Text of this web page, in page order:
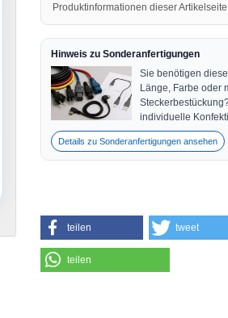
Produktinformationen dieser
Hinweis zu Sonderanfertigungen
Sie benötigen
Länge, Farbe oder
individuelle
Details zu Sonderanfertigungen ansehen
teilen tweet
teilen